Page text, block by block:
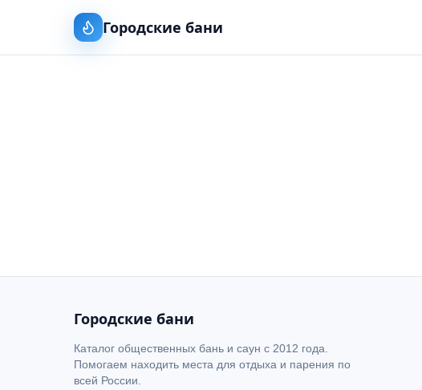
Городские бани
Городские бани
Каталог общественных бань и саун с 2012 года.
Помогаем находить места для отдыха и парения по
всей России.